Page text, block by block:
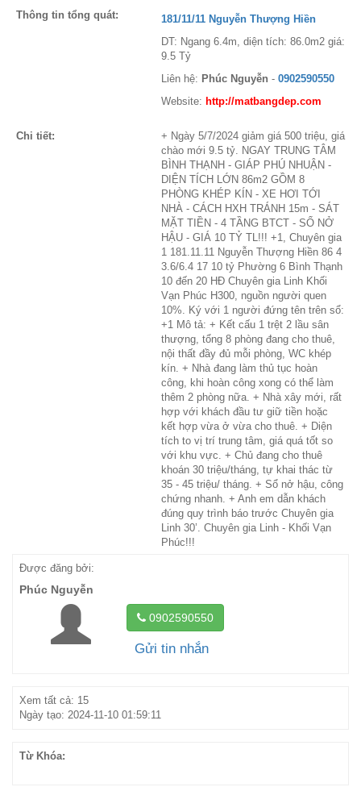
Thông tin tổng quát:
181/11/11 Nguyễn Thượng Hiền
DT: Ngang 6.4m, diện tích: 86.0m2 giá:
9.5 Tỷ
Liên hệ: Phúc Nguyễn - 0902590550
Website: http://matbangdep.com
Chi tiết:
+ Ngày 5/7/2024 giảm giá 500 triệu, giá
chào mới 9.5 tỷ. NGAY TRUNG TÂM
BÌNH THẠNH - GIÁP PHÚ NHUẬN -
DIỆN TÍCH LỚN 86m2 GỒM 8
PHÒNG KHÉP KÍN - XE HƠI TỚI
NHÀ - CÁCH HXH TRÁNH 15m - SÁT
MẶT TIỀN - 4 TẦNG BTCT - SỔ NỞ
HẬU - GIÁ 10 TỶ TL!!! +1, Chuyên gia
1 181.11.11 Nguyễn Thượng Hiền 86 4
3.6/6.4 17 10 tỷ Phường 6 Bình Thạnh
10 đến 20 HĐ Chuyên gia Linh Khối
Vạn Phúc H300, nguồn người quen
10%. Ký với 1 người đứng tên trên sổ:
+1 Mô tả: + Kết cấu 1 trệt 2 lầu sân
thượng, tổng 8 phòng đang cho thuê,
nội thất đầy đủ mỗi phòng, WC khép
kín. + Nhà đang làm thủ tục hoàn
công, khi hoàn công xong có thể làm
thêm 2 phòng nữa. + Nhà xây mới, rất
hợp với khách đầu tư giữ tiền hoặc
kết hợp vừa ở vừa cho thuê. + Diện
tích to vị trí trung tâm, giá quá tốt so
với khu vực. + Chủ đang cho thuê
khoán 30 triệu/tháng, tự khai thác từ
35 - 45 triệu/ tháng. + Sổ nở hậu, công
chứng nhanh. + Anh em dẫn khách
đúng quy trình báo trước Chuyên gia
Linh 30’. Chuyên gia Linh - Khối Vạn
Phúc!!!
Được đăng bởi:
Phúc Nguyễn
0902590550
Gửi tin nhắn
Xem tất cả: 15
Ngày tạo: 2024-11-10 01:59:11
Từ Khóa: